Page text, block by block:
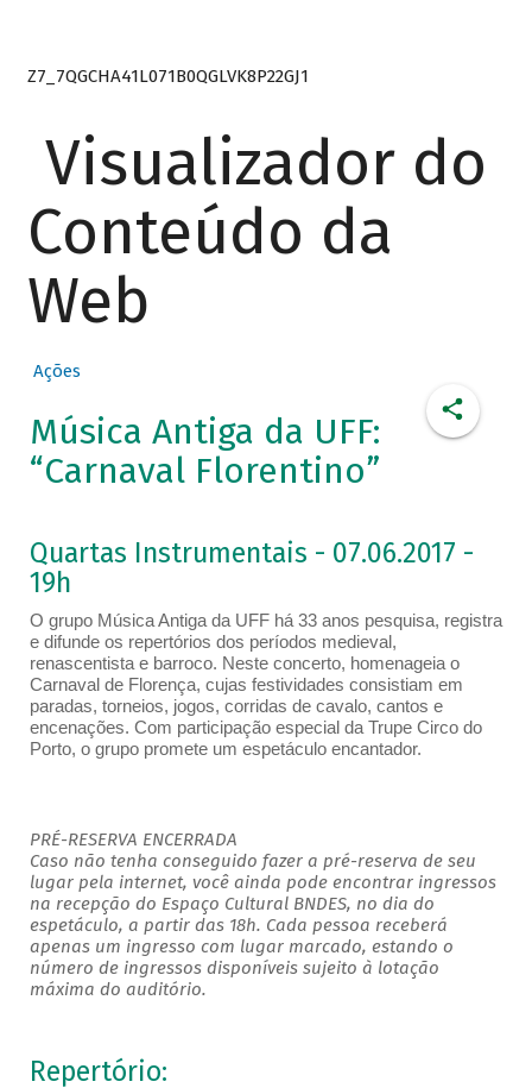
Z7_7QGCHA41L071B0QGLVK8P22GJ1
Visualizador do
Conteúdo da
Web
Ações
Música Antiga da UFF:
“Carnaval Florentino”
Quartas Instrumentais - 07.06.2017 -
19h
O grupo Música Antiga da UFF há 33 anos pesquisa, registra
e difunde os repertórios dos períodos medieval,
renascentista e barroco. Neste concerto, homenageia o
Carnaval de Florença, cujas festividades consistiam em
paradas, torneios, jogos, corridas de cavalo, cantos e
encenações. Com participação especial da Trupe Circo do
Porto, o grupo promete um espetáculo encantador.
PRÉ-RESERVA ENCERRADA
Caso não tenha conseguido fazer a pré-reserva de seu
lugar pela internet, você ainda pode encontrar ingressos
na recepção do Espaço Cultural BNDES, no dia do
espetáculo, a partir das 18h. Cada pessoa receberá
apenas um ingresso com lugar marcado, estando o
número de ingressos disponíveis sujeito à lotação
máxima do auditório.
Repertório: